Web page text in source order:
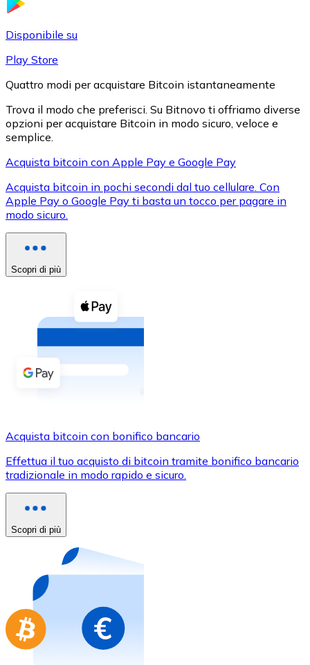
XRP
XRP
Vedi tutto
Buoni cripto
Acquista criptovalute in contanti e altri mezzi di
Acquista con contanti
Bonifico SEPA
Usa le carte Visa e Mastercard per acquistare
Acquista con carta
Acquista gift card dei tuoi marchi preferiti con
Vai al negozio di carte regalo
Disponibile su
Play Store
Quattro modi per acquistare Bitcoin istantaneamente
Trova il modo che preferisci. Su Bitnovo ti offriamo diverse
opzioni per acquistare Bitcoin in modo sicuro, veloce e
semplice.
Acquista bitcoin con Apple Pay e Google Pay
Acquista bitcoin in pochi secondi dal tuo cellulare. Con
Apple Pay o Google Pay ti basta un tocco per pagare in
modo sicuro.
Scopri di più
Acquista bitcoin con bonifico bancario
Effettua il tuo acquisto di bitcoin tramite bonifico bancario
tradizionale in modo rapido e sicuro.
Scopri di più